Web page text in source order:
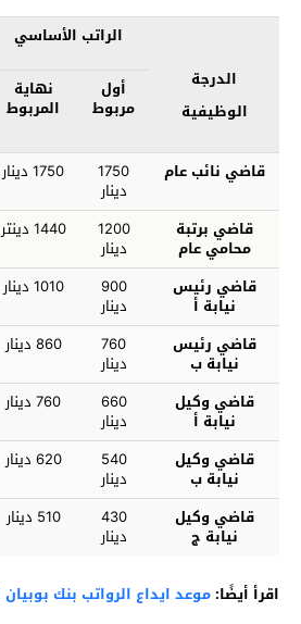
الدرجة
الوظيفية
الراتب الأساسي
أول
مربوط
نهاية
المربوط
قاضي نائب عام 1750
دينار
1750 دينار
قاضي برتبة
محامي عام
1200
دينار
1440 دينتر
قاضي رئيس
نيابة أ
900
دينار
1010 دينار
قاضي رئيس
نيابة ب
760
دينار
860 دينار
قاضي وكيل
نيابة أ
660
دينار
760 دينار
قاضي وكيل
نيابة ب
540
دينار
620 دينار
قاضي وكيل
نيابة ج
430
دينار
510 دينار
اقرأ أيضًا: موعد ايداع الرواتب بنك